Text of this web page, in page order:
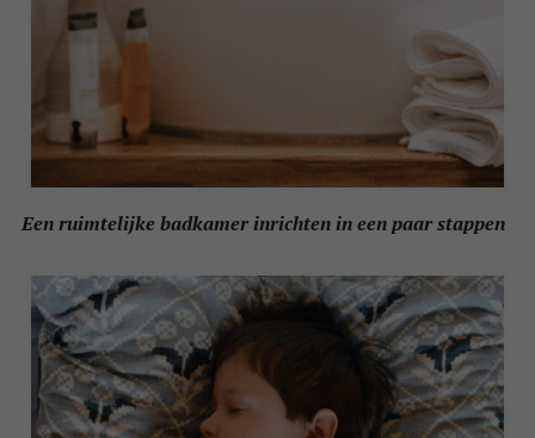
Een ruimtelijke badkamer inrichten in een paar stappen